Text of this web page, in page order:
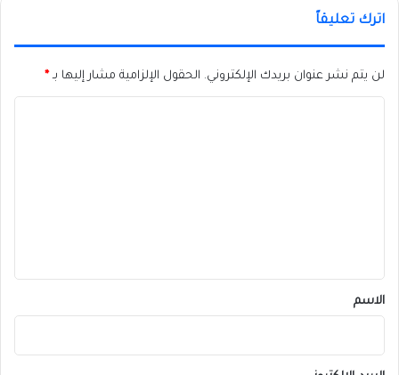
اترك تعليقاً
لن يتم نشر عنوان بريدك الإلكتروني. الحقول الإلزامية مشار إليها بـ*
*
الاسم